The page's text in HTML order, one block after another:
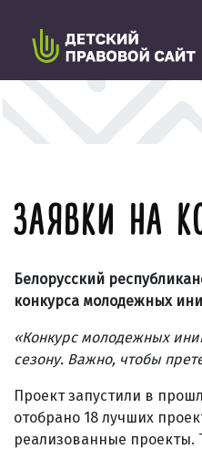
ЗАЯВКИ НА
Белорусский
конкурса молодежных
«Конкурс молодежных
сезону. Важно, чтобы
Проект запустили в
отобрано 18 лучших
реализованные проекты.